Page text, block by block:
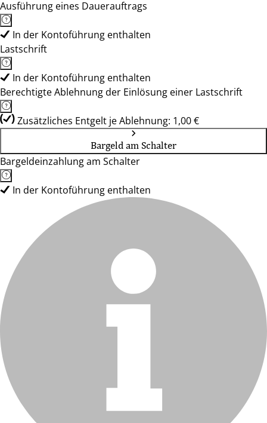
Ausführung eines Dauerauftrags
In der Kontoführung enthalten
Lastschrift
In der Kontoführung enthalten
Berechtigte Ablehnung der Einlösung einer Lastschrift
Zusätzliches Entgelt je Ablehnung: 1,00 €
Bargeld am Schalter
Bargeldeinzahlung am Schalter
In der Kontoführung enthalten